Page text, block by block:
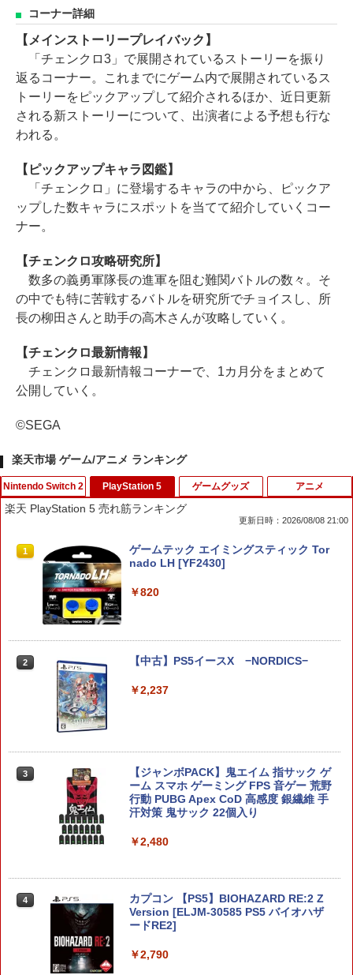
コーナー詳細
【メインストーリープレイバック】
「チェンクロ3」で展開されているストーリーを振り
返るコーナー。これまでにゲーム内で展開されているス
トーリーをピックアップして紹介されるほか、近日更新
される新ストーリーについて、出演者による予想も行な
われる。
【ピックアップキャラ図鑑】
「チェンクロ」に登場するキャラの中から、ピックア
ップした数キャラにスポットを当てて紹介していくコー
ナー。
【チェンクロ攻略研究所】
数多の義勇軍隊長の進軍を阻む難関バトルの数々。そ
の中でも特に苦戦するバトルを研究所でチョイスし、所
長の柳田さんと助手の高木さんが攻略していく。
【チェンクロ最新情報】
チェンクロ最新情報コーナーで、1カ月分をまとめて
公開していく。
©SEGA
楽天市場 ゲーム/アニメ ランキング
Nintendo Switch 2
1
【ダイヤ・プラチナ会員様限定！エント
リーでポイント10倍！】【メール便発
ゲームソフト スプラトゥーン レイダー
【当店独自で＋P10倍★要エントリー】
【特典】デジモンストーリー タイムスト
レンジャー Switch2版(【早期購入封入
カードゲーム」プレイアブルカード)
コナミデジタルエンタテインメント 【S
AC-P-BQPYA NSW パワフルプロヤキュ
PlayStation 5
楽天 PlayStation 5 売れ筋ランキング
更新日時：2026/08/08 21:00
1
ゲームテック エイミングスティック Tor
nado LH [YF2430]
￥820
2 【中古】PS5イースX −NORDICS−
￥2,237
3
【ジャンボPACK】鬼エイム 指サック ゲ
ーム スマホ ゲーミング FPS 音ゲー 荒野
行動 PUBG Apex CoD 高感度 銀繊維 手
汗対策 鬼サック 22個入り
￥2,480
4
カプコン 【PS5】BIOHAZARD RE:2 Z
Version [ELJM-30585 PS5 バイオハザ
ードRE2]
￥2,790
ゲームグッズ アニメ